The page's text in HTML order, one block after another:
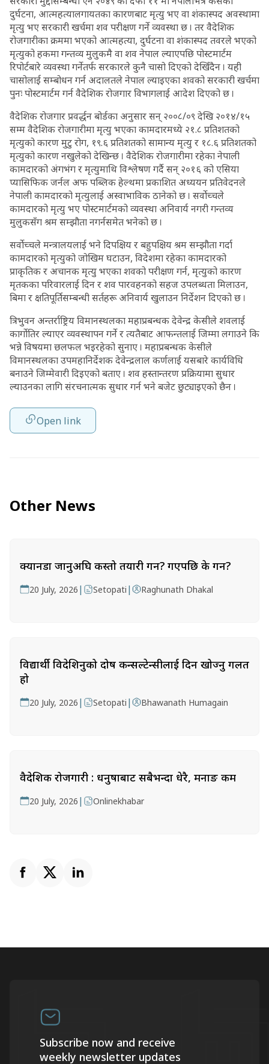
दुर्घटना, आत्महत्यालगायतका कारणबाट मृत्यु भए वा शंकास्पद अवस्थामा
मृत्यु भए सरकारी खर्चमा शव परीक्षण गर्ने व्यवस्था छ । तर वैदेशिक
रोजगारीका क्रममा भएको आत्महत्या, दुर्घटना वा शंकास्पद तवरले भएको
मृत्युको हकमा गन्तव्य मुलुकमै वा शव नेपाल ल्याएपछि पोस्टमार्टम
रिपोर्टबारे व्यवस्था गर्नेतर्फ सरकारले कुनै चासो दिएको देखिँदैन । यही
चासोलाई सम्बोधन गर्न अदालतले नेपाल ल्याइएका शवको सरकारी खर्चमा
पुनः पोस्टमार्टम गर्न वैदेशिक रोजगार विभागलाई आदेश दिएको छ ।
वैदेशिक रोजगार प्रवर्द्धन बोर्डका अनुसार सन् २००८/०९ देखि २०१४/१५
सम्म वैदेशिक रोजगारीमा मृत्यु भएका कामदारमध्ये २१.८ प्रतिशतको
मृत्युको कारण मुटु रोग, १९.६ प्रतिशतको सामान्य मृत्यु र १८.६ प्रतिशतको
मृत्युको कारण नखुलेको देखिन्छ । वैदेशिक रोजगारीमा रहेका नेपाली
कामदारको अंगभंग र मृत्युमाथि विश्लेषण गर्दै सन् २०१६ को एसिया
प्यासिफिक जर्नल अफ पब्लिक हेल्थमा प्रकाशित अध्ययन प्रतिवेदनले
नेपाली कामदारको मृत्युलाई अस्वाभाविक ठानेको छ । सर्वोच्चले
कामदारको मृत्यु भए पोस्टमार्टमको व्यवस्था अनिवार्य नगरी गन्तव्य
मुलुकसँग श्रम सम्झौता नगर्नसमेत भनेको छ ।
सर्वोच्चले मन्त्रालयलाई भने दिपक्षिय र बहुपक्षिय श्रम सम्झौता गर्दा
कामदारको मृत्युको जोखिम घटाउन, विदेशमा रहेका कामदारको
प्राकृतिक र अचानक मृत्यु भएका शवको परीक्षण गर्न, मृत्युको कारण
मृतकका परिवारलाई दिन र शव पारवहनको सहज उपलब्धता मिलाउन,
बिमा र क्षतिपूर्तिसम्बन्धी सर्तहरू अनिवार्य खुलाउन निर्देशन दिएको छ ।
त्रिभुवन अन्तर्राष्ट्रिय विमानस्थलका महाप्रबन्धक देवेन्द्र केसीले शवलाई
कार्गोतिर ल्याएर व्यवस्थापन गर्ने र त्यतैबाट आफन्तलाई जिम्मा लगाउने कि
भन्ने विषयमा छलफल भइरहेको सुनाए । महाप्रबन्धक केसीले
विमानस्थलका उपमहानिर्देशक देवेन्द्रलाल कर्णलाई यसबारे कार्यविधि
बनाउने जिम्मेवारी दिइएको बताए । शव हस्तान्तरण प्रक्रियामा सुधार
ल्याउनका लागि संरचनात्मक सुधार गर्न भने बजेट छुट्याइएको छैन ।
Open link
Other News
क्यानडा जानुअघि कस्तो तयारी गर्ने? गएपछि के गर्ने?
20 July, 2026 | Setopati | Raghunath Dhakal
विद्यार्थी विदेशिनुको दोष कन्सल्टेन्सीलाई दिन खोज्नु गलत
हो
20 July, 2026 | Setopati | Bhawanath Humagain
वैदेशिक रोजगारी : धनुषाबाट सबैभन्दा धेरै, मनाङ कम
20 July, 2026 | Onlinekhabar
Subscribe now and receive
weekly newsletter updates